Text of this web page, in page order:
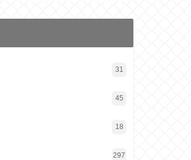
31
45
18
297